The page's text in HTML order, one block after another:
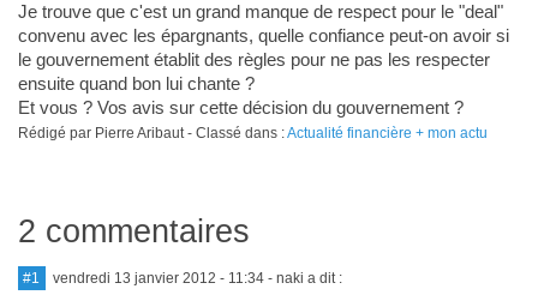
Je trouve que c'est un grand manque de respect pour le "deal"
convenu avec les épargnants, quelle confiance peut-on avoir si
le gouvernement établit des règles pour ne pas les respecter
ensuite quand bon lui chante ?
Et vous ? Vos avis sur cette décision du gouvernement ?
Rédigé par Pierre Aribaut - Classé dans :Actualité financière + mon actu
2 commentaires
#1 vendredi 13 janvier 2012 - 11:34- naki a dit :